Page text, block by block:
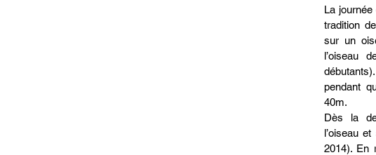
La
tradition
sur un
l’oiseau
pendant
40m.
Dès la
l’oiseau
2014). En